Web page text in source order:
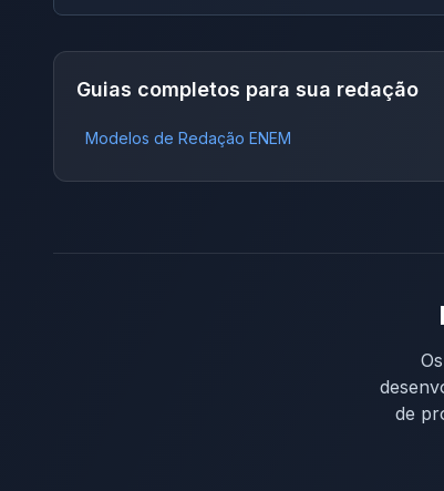
Guias completos para sua redação
Modelos de Redação ENEM
de